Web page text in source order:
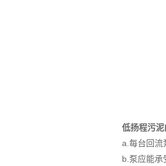
低扬程污
a.每台回流
b.泵应能承